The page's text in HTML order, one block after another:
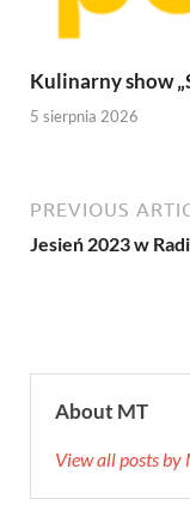
Kulinarny show
5 sierpnia 2026
PREVIOUS
Jesień 2023 w
About MT
View all posts